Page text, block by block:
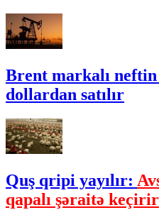
Brent markalı
dollardan satılır
Quş qripi yayılır:
qapalı şəraitə keçirir